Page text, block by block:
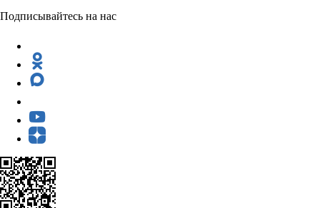
Подписывайтесь на нас